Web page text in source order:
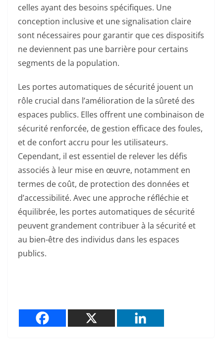
celles ayant des besoins spécifiques. Une
conception inclusive et une signalisation claire
sont nécessaires pour garantir que ces dispositifs
ne deviennent pas une barrière pour certains
segments de la population.
Les portes automatiques de sécurité jouent un
rôle crucial dans l’amélioration de la sûreté des
espaces publics. Elles offrent une combinaison de
sécurité renforcée, de gestion efficace des foules,
et de confort accru pour les utilisateurs.
Cependant, il est essentiel de relever les défis
associés à leur mise en œuvre, notamment en
termes de coût, de protection des données et
d’accessibilité. Avec une approche réfléchie et
équilibrée, les portes automatiques de sécurité
peuvent grandement contribuer à la sécurité et
au bien-être des individus dans les espaces
publics.